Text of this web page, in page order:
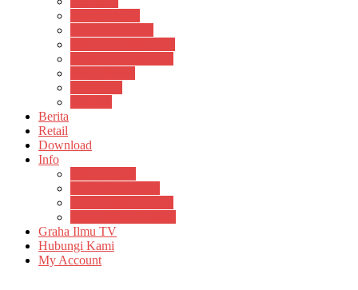
Berita
Retail
Download
Info
Graha Ilmu TV
Hubungi Kami
My Account